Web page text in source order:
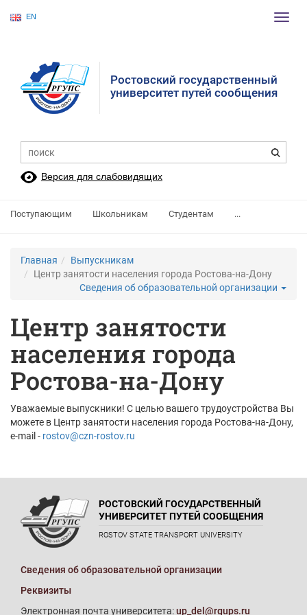
EN
Ростовский государственный
университет путей сообщения
Версия для слабовидящих
Поступающим Школьникам Студентам ...
Главная
Выпускникам
Центр занятости населения города Ростова-на-Дону
Сведения об образовательной организации
Центр занятости
населения города
Ростова-на-Дону
Уважаемые выпускники! С целью вашего трудоустройства Вы
можете в Центр занятости населения города Ростова-на-Дону,
e-mail - rostov@czn-rostov.ru
РОСТОВСКИЙ ГОСУДАРСТВЕННЫЙ
УНИВЕРСИТЕТ ПУТЕЙ СООБЩЕНИЯ
ROSTOV STATE TRANSPORT UNIVERSITY
Сведения об образовательной организации
Реквизиты
Электронная почта университета:up_del@rgups.ru